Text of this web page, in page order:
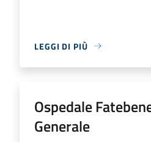
LEGGI DI PIÙ
Ospedale
Generale